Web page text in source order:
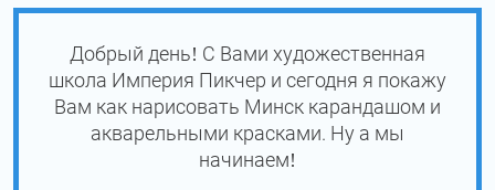
Добрый день! С Вами художественная
школа Империя Пикчер и сегодня я покажу
Вам как нарисовать Минск карандашом и
акварельными красками. Ну а мы
начинаем!